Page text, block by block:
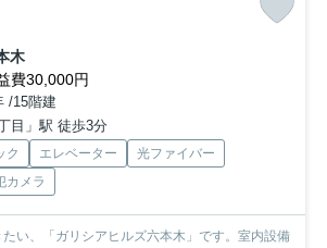
木
費30,000円
/15階建
目」駅 徒歩3分
ク エレベーター
光ファイバー
カメラ
い、「ガリシアヒルズ六本木」です。室内設備